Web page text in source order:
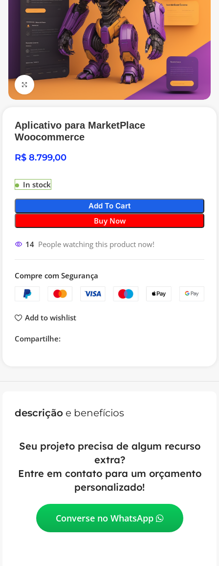
Click to enlarge
Aplicativo para MarketPlace
Woocommerce
R$
In stock
Add To Cart
Buy Now
14 People watching this product now!
Compre com Segurança
Add to wishlist
Compartilhe:
descrição e benefícios
Seu projeto precisa de algum recurso
extra?
Entre em contato para um orçamento
personalizado!
Converse no WhatsApp